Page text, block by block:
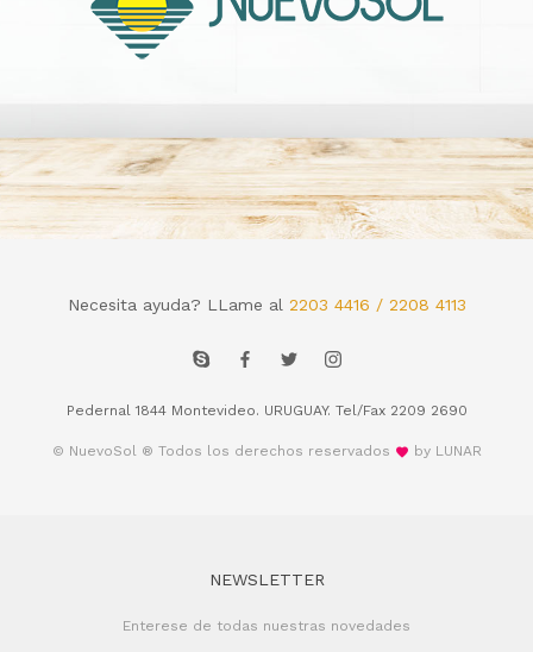
Necesita ayuda? LLame al2203 4416 / 2208 4113
Pedernal 1844 Montevideo. URUGUAY. Tel/Fax 2209 2690
© NuevoSol ® Todos los derechos reservados by LUNAR
NEWSLETTER
Enterese de todas nuestras novedades